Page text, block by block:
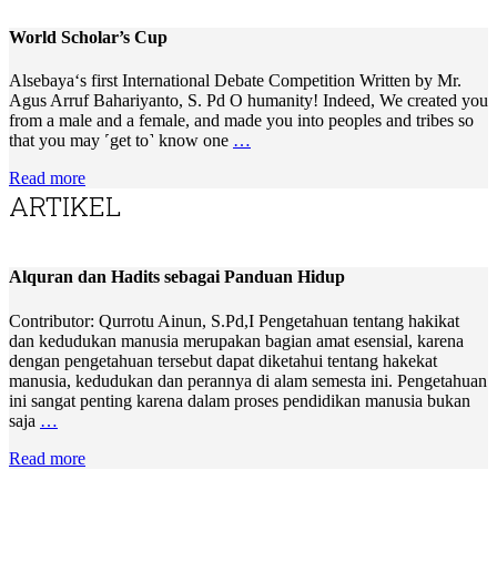
World Scholar’s Cup
Alsebaya‘s first International Debate Competition Written by Mr.
Agus Arruf Bahariyanto, S. Pd O humanity! Indeed, We created you
from a male and a female, and made you into peoples and tribes so
that you may ˹get to˺ know one …
Read more
ARTIKEL
Alquran dan Hadits sebagai Panduan Hidup
Contributor: Qurrotu Ainun, S.Pd,I Pengetahuan tentang hakikat
dan kedudukan manusia merupakan bagian amat esensial, karena
dengan pengetahuan tersebut dapat diketahui tentang hakekat
manusia, kedudukan dan perannya di alam semesta ini. Pengetahuan
ini sangat penting karena dalam proses pendidikan manusia bukan
saja …
Read more